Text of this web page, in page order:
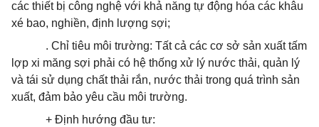
các thiết bị công nghệ với khả năng tự động hóa các khâu
xé bao, nghiền, định lượng sợi;
. Chỉ tiêu môi trường: Tất cả các cơ sở sản xuất tấm
lợp xi măng sợi phải có hệ thống xử lý nước thải, quản lý
và tái sử dụng chất thải rắn, nước thải trong quá trình sản
xuất, đảm bảo yêu cầu môi trường.
+ Định hướng đầu tư: